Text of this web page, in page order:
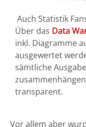
Auch Statistik
Über das Data
inkl. Diagramme
ausgewertet
sämtliche
transparent.
Vor allem aber